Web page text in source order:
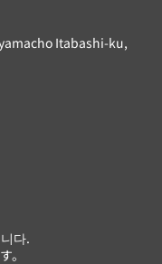
Itabashi-ku,
다.
。